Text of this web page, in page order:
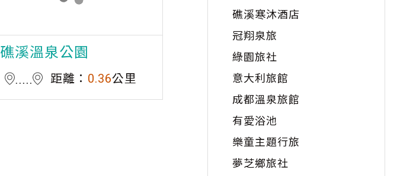
礁溪溫泉公園
距離： 0.36公里
礁溪協天廟
距離：1.20
礁溪寒沐酒店
冠翔泉旅
綠園旅社
意大利旅館
成都溫泉旅館
有愛浴池
樂童主題行旅
夢芝鄉旅社